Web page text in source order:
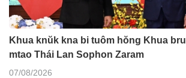
Khua knŭk kna bi tuôm hŏng Khua
mtao Thái Lan Sophon Zaram
07/08/2026